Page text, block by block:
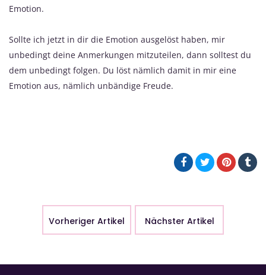
Emotion.
Sollte ich jetzt in dir die Emotion ausgelöst haben, mir
unbedingt deine Anmerkungen mitzuteilen, dann solltest du
dem unbedingt folgen. Du löst nämlich damit in mir eine
Emotion aus, nämlich unbändige Freude.
Vorheriger Artikel Nächster Artikel